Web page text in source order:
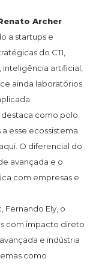
Archer
a startups e
do CTI,
artificial,
ainda laboratórios
destaca como polo
esse ecossistema.
O diferencial do
avançada e o
com empresas e
Fernando Ely, o
com impacto direto
e indústria
como